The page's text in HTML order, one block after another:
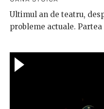
Ultimul an de teatru,
probleme actuale. Partea